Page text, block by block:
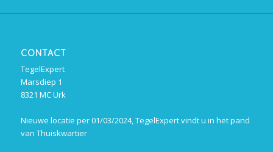
CONTACT
TegelExpert
Marsdiep 1
8321 MC Urk
Nieuwe locatie per 01/03/2024, TegelExpert vindt u in het pand
van Thuiskwartier